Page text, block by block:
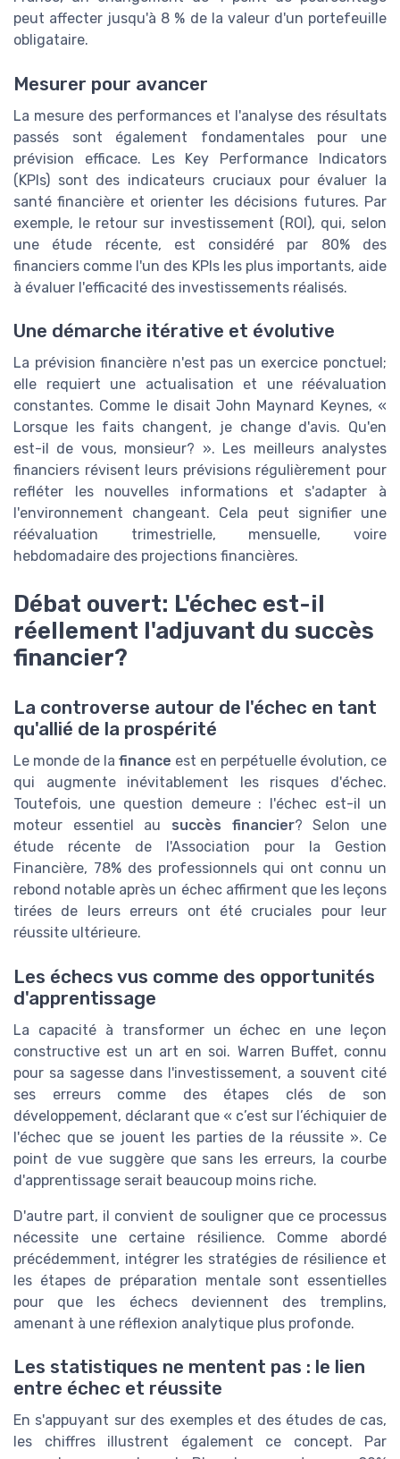
peut affecter jusqu'à 8 % de la valeur d'un portefeuille
obligataire.
Mesurer pour avancer
La mesure des performances et l'analyse des résultats
passés sont également fondamentales pour une
prévision efficace. Les Key Performance Indicators
(KPIs) sont des indicateurs cruciaux pour évaluer la
santé financière et orienter les décisions futures. Par
exemple, le retour sur investissement (ROI), qui, selon
une étude récente, est considéré par 80% des
financiers comme l'un des KPIs les plus importants, aide
à évaluer l'efficacité des investissements réalisés.
Une démarche itérative et évolutive
La prévision financière n'est pas un exercice ponctuel;
elle requiert une actualisation et une réévaluation
constantes. Comme le disait John Maynard Keynes, «
Lorsque les faits changent, je change d'avis. Qu'en
est-il de vous, monsieur? ». Les meilleurs analystes
financiers révisent leurs prévisions régulièrement pour
refléter les nouvelles informations et s'adapter à
l'environnement changeant. Cela peut signifier une
réévaluation trimestrielle, mensuelle, voire
hebdomadaire des projections financières.
Débat ouvert: L'échec est-il
réellement l'adjuvant du succès
financier?
La controverse autour de l'échec en tant
qu'allié de la prospérité
Le monde de la finance est en perpétuelle évolution, ce
qui augmente inévitablement les risques d'échec.
Toutefois, une question demeure : l'échec est-il un
moteur essentiel au succès financier? Selon une
étude récente de l'Association pour la Gestion
Financière, 78% des professionnels qui ont connu un
rebond notable après un échec affirment que les leçons
tirées de leurs erreurs ont été cruciales pour leur
réussite ultérieure.
Les échecs vus comme des opportunités
d'apprentissage
La capacité à transformer un échec en une leçon
constructive est un art en soi. Warren Buffet, connu
pour sa sagesse dans l'investissement, a souvent cité
ses erreurs comme des étapes clés de son
développement, déclarant que « c’est sur l’échiquier de
l'échec que se jouent les parties de la réussite ». Ce
point de vue suggère que sans les erreurs, la courbe
d'apprentissage serait beaucoup moins riche.
D'autre part, il convient de souligner que ce processus
nécessite une certaine résilience. Comme abordé
précédemment, intégrer les stratégies de résilience et
les étapes de préparation mentale sont essentielles
pour que les échecs deviennent des tremplins,
amenant à une réflexion analytique plus profonde.
Les statistiques ne mentent pas : le lien
entre échec et réussite
En s'appuyant sur des exemples et des études de cas,
les chiffres illustrent également ce concept. Par
Titres-restaurant :
le guide complet
pour sélectionner le
bon partenaire
CFO at WORK ! — 2026
blanc
➔ Télécharger
*En remplissant ce formulaire, j’accepte d’être
contacté(e) à des fins commerciales par CFO at WORK ! et
ses partenaires.